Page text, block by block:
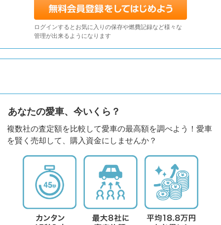
ログインするとお気に入りの保存や燃費記録など様々な
管理が出来るようになります
あなたの愛車、今いくら？
複数社の査定額を比較して愛車の最高額を調べよう！愛車
を賢く売却して、購入資金にしませんか？